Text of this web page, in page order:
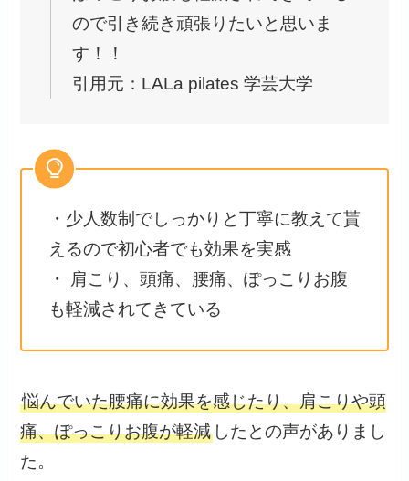
ので引き続き頑張りたいと思いま
す！！
引用元：LALa pilates 学芸大学
・少人数制でしっかりと丁寧に教えて貰
えるので初心者でも効果を実感
・ 肩こり、頭痛、腰痛、ぽっこりお腹
も軽減されてきている
悩んでいた腰痛に効果を感じたり、肩こりや頭
痛、ぽっこりお腹が軽減 したとの声がありまし
た。